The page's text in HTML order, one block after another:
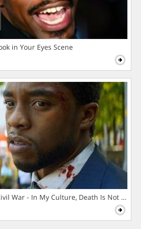
in Your Eyes Scene
War - In My Culture, Death Is Not The